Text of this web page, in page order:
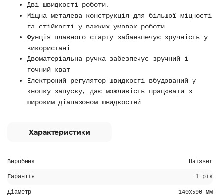
Дві швидкості роботи.
Міцна металева конструкція для більшої міцності
та стійкості у важких умовах роботи
Фунція плавного старту забаезпечує зручність у
використані
Двоматеріальна ручка забезпечує зручний і
точний хват
Електроний регулятор швидкості вбудований у
кнопку запуску, дає можливість працювати з
широким діапазоном швидкостей
Характеристики
Виробник Haisser
Гарантія 1 рік
Діаметр 140х590 мм